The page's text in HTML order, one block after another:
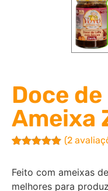
Doce
Ameixa
de 5, com
baseado
(2
Feito com ameixas
melhores para